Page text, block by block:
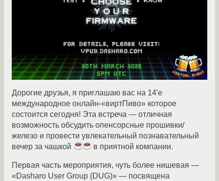
Дорогие друзья, я приглашаю вас на 14'е
международное онлайн-«виртПиво» которое
состоится сегодня! Эта встреча — отличная
возможность обсудить опенсорсные прошивки/
железо и провести увлекательный познавательный
вечер за чашкой
в приятной компании.
Первая часть мероприятия, чуть более нишевая —
«Dasharo User Group (DUG)» — посвящена